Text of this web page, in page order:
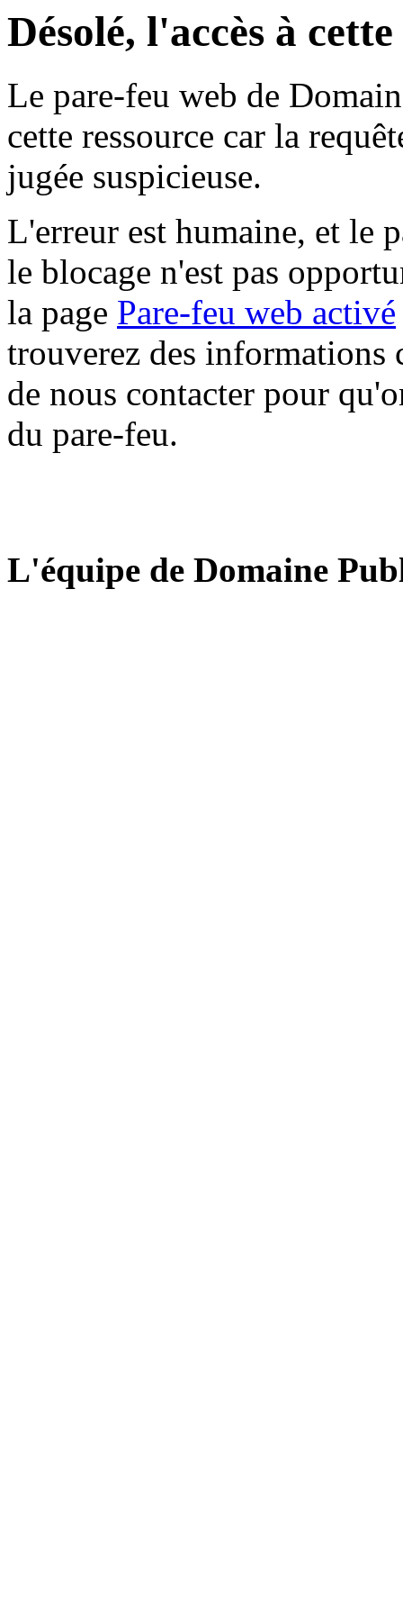
Désolé, l'accès à
Le pare-feu web de
cette ressource car la
jugée suspicieuse.
L'erreur est humaine, et le
le blocage n'est pas
la page Pare-feu web activé
trouverez des informations
de nous contacter pour
du pare-feu.
L'équipe de Domaine